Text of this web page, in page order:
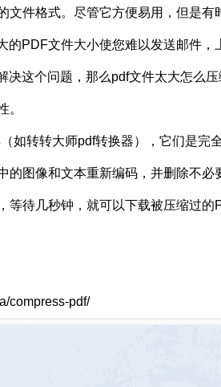
文件格式。尽管它方便易用，但是有
的PDF文件大小使您难以发送邮件，
决这个问题，那么pdf文件太大怎么
。
如转转大师pdf转换器），它们是完
的图像和文本重新编码，并删除不必
待几秒钟，就可以下载被压缩过的
compress-pdf/